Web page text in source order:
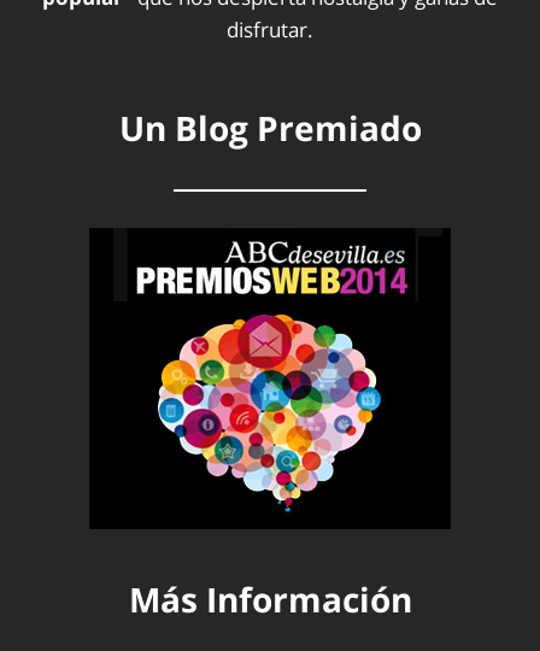
disfrutar.
Un Blog Premiado
Más Información